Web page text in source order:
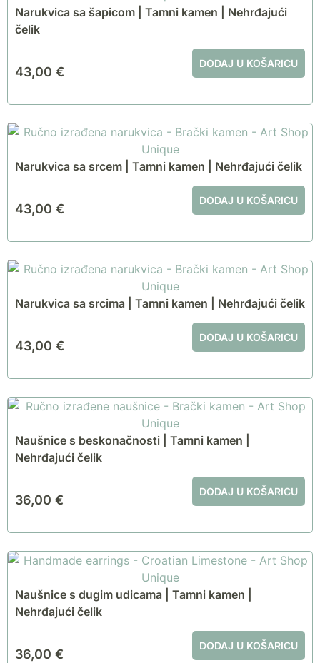
Narukvica sa šapicom | Tamni kamen | Nehrđajući
čelik
43,00 €
DODAJ U KOŠARICU
Narukvica sa srcem | Tamni kamen | Nehrđajući čelik
43,00 €
DODAJ U KOŠARICU
Narukvica sa srcima | Tamni kamen | Nehrđajući čelik
43,00 €
DODAJ U KOŠARICU
Naušnice s beskonačnosti | Tamni kamen |
Nehrđajući čelik
36,00 €
DODAJ U KOŠARICU
Naušnice s dugim udicama | Tamni kamen |
Nehrđajući čelik
36,00 €
DODAJ U KOŠARICU